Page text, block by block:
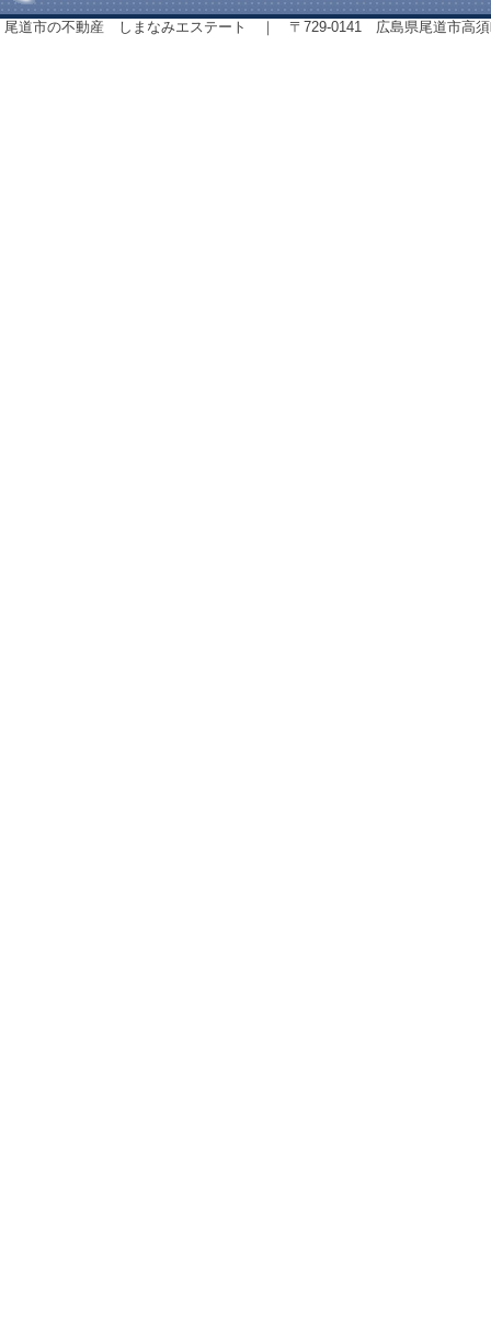
尾道市の不動産 しまなみエステート ｜ 〒729-0141 広島県尾道市高